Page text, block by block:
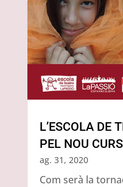
L’ESCOLA DE
PEL NOU
ag. 31, 2020
Com serà la